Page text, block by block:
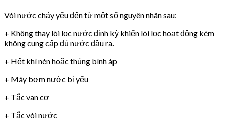
Vòi nước chảy yếu đến từ một số nguyên nhân sau:
+ Không thay lõi lọc nước định kỳ khiến lõi lọc hoạt động kém
không cung cấp đủ nước đầu ra.
+ Hết khí nén hoặc thủng bình áp
+ Máy bơm nước bị yếu
+ Tắc van cơ
+ Tắc vòi nước